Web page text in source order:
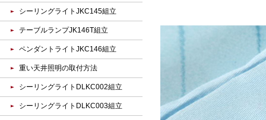
シーリングライトJKC145組立
テーブルランプJK146T組立
ペンダントライトJKC146組立
重い天井照明の取付方法
シーリングライトDLKC002組立
シーリングライトDLKC003組立